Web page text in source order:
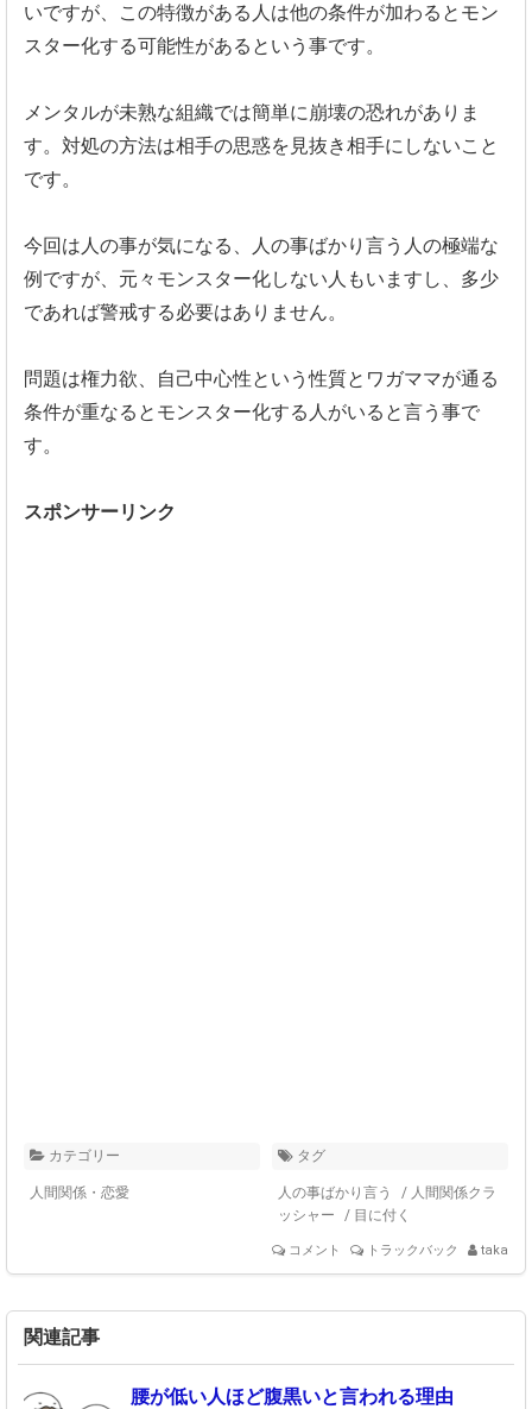
いですが、
この特徴がある人は他の条件が加わるとモン
スター化する可能性があるという事です。
メンタルが未熟な組織では簡単に崩壊の恐れがありま
す。 対処の方法は相手の思惑を見抜き相手にしないこと
です。
今回は人の事が気になる、人の事ばかり言う人の極端な
例ですが、 元々モンスター化しない人もいますし、 多少
であれば警戒する必要はありません。
問題は権力欲、
自己中心性という性質とワガママが通る
条件が重なるとモンスター化する人がいると言う事で
す。
スポンサーリンク
カテゴリー
人間関係・恋愛
タグ
人の事ばかり言う / 人間関係クラ
ッシャー
/ 目に付く
コメント トラックバック taka
関連記事
腰が低い人ほど腹黒いと言われる理由